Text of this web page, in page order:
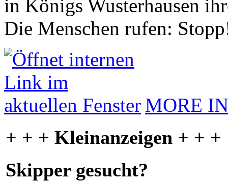
in Königs Wusterhausen
Die Menschen rufen:
MORE
+ + + Kleinanzeigen + + +
Skipper gesucht?